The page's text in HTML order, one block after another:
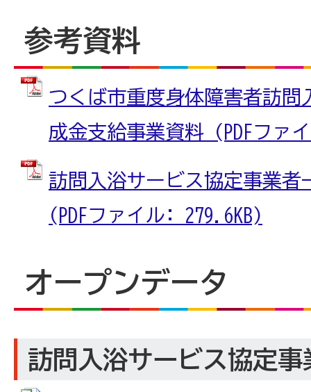
参考資料
つくば市重度身体障害者訪問
成金支給事業資料 (PDFファ
訪問入浴サービス協定事業者
(PDFファイル: 279.6KB)
オープンデータ
訪問入浴サービス協定事